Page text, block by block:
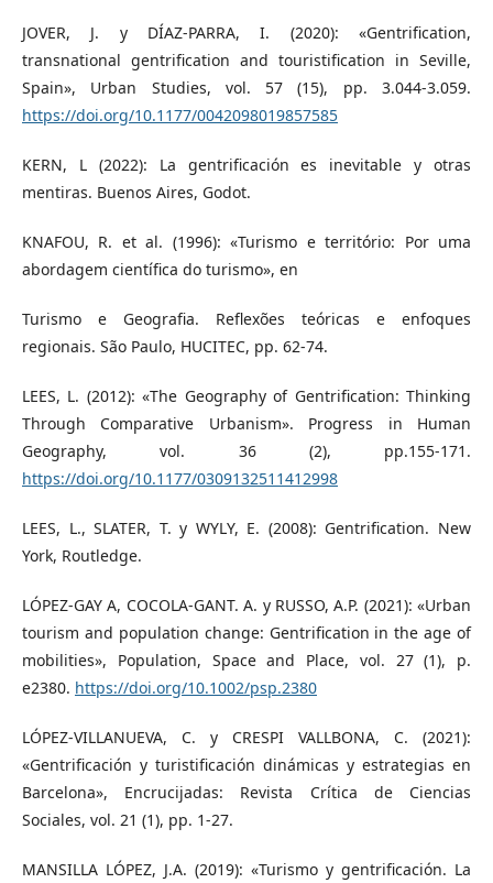
JOVER, J. y DÍAZ-PARRA, I. (2020): «Gentrification,
transnational gentrification and touristification in Seville,
Spain», Urban Studies, vol. 57 (15), pp. 3.044-3.059.
https://doi.org/10.1177/0042098019857585
KERN, L (2022): La gentrificación es inevitable y otras
mentiras. Buenos Aires, Godot.
KNAFOU, R. et al. (1996): «Turismo e território: Por uma
abordagem científica do turismo», en
Turismo e Geografia. Reflexões teóricas e enfoques
regionais. São Paulo, HUCITEC, pp. 62-74.
LEES, L. (2012): «The Geography of Gentrification: Thinking
Through Comparative Urbanism». Progress in Human
Geography, vol. 36 (2), pp.155-171.
https://doi.org/10.1177/0309132511412998
LEES, L., SLATER, T. y WYLY, E. (2008): Gentrification. New
York, Routledge.
LÓPEZ-GAY A, COCOLA-GANT. A. y RUSSO, A.P. (2021): «Urban
tourism and population change: Gentrification in the age of
mobilities», Population, Space and Place, vol. 27 (1), p.
e2380. https://doi.org/10.1002/psp.2380
LÓPEZ-VILLANUEVA, C. y CRESPI VALLBONA, C. (2021):
«Gentrificación y turistificación dinámicas y estrategias en
Barcelona», Encrucijadas: Revista Crítica de Ciencias
Sociales, vol. 21 (1), pp. 1-27.
MANSILLA LÓPEZ, J.A. (2019): «Turismo y gentrificación. La